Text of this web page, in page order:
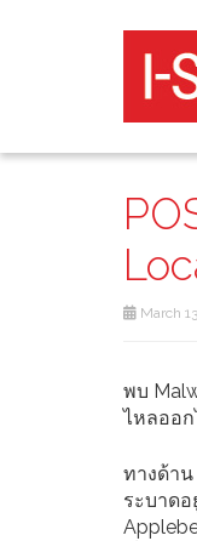
March
พบ
ไหลออ
ทางด้าน
ระบาด